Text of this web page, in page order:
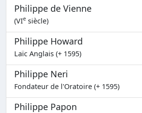
Philippe de Vienne
(VIe siècle)
Philippe Howard
Laïc Anglais (+ 1595)
Philippe Neri
Fondateur de l'Oratoire (+ 1595)
Philippe Papon